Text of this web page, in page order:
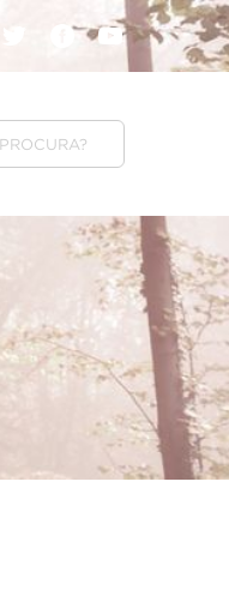
facebookyoutube